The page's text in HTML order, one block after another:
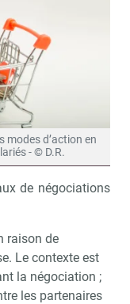
modes d’action en
- © D.R.
de négociations
raison de
Le contexte est
la négociation ;
les partenaires